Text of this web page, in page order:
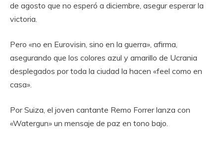
de agosto que no esperó a diciembre, asegur esperar la
victoria.
Pero «no en Eurovisin, sino en la guerra», afirma,
asegurando que los colores azul y amarillo de Ucrania
desplegados por toda la ciudad la hacen «feel como en
casa».
Por Suiza, el joven cantante Remo Forrer lanza con
«Watergun» un mensaje de paz en tono bajo.